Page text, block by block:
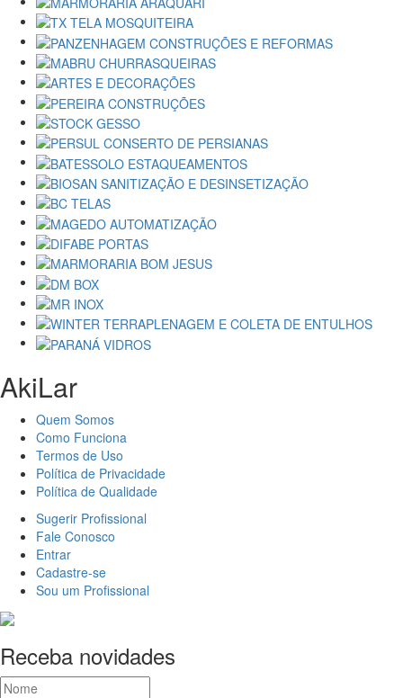
AkiLar
Quem Somos
Como Funciona
Termos de Uso
Política de Privacidade
Política de Qualidade
Sugerir Profissional
Fale Conosco
Entrar
Cadastre-se
Sou um Profissional
Receba novidades